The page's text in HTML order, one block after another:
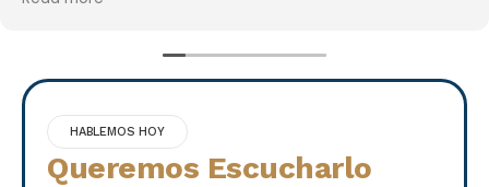
HABLEMOS HOY
Queremos Escucharlo